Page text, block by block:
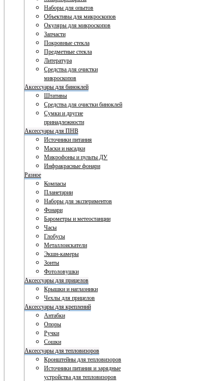
Наборы для опытов
Объективы для микроскопов
Окуляры для микроскопов
Запчасти
Покровные стекла
Предметные стекла
Литература
Средства для очистки
микроскопов
Аксессуары для биноклей
Штативы
Средства для очистки биноклей
Сумки и другие
принадлежности
Аксессуары для ПНВ
Источники питания
Маски и насадки
Микрофоны и пульты ДУ
Инфракрасные фонари
Разное
Компасы
Планетарии
Наборы для экспериментов
Фонари
Барометры и метеостанции
Часы
Глобусы
Металлоискатели
Экшн-камеры
Зонты
Фотоловушки
Аксессуары для прицелов
Крышки и наглазники
Чехлы для прицелов
Аксессуары для креплений
Антабки
Опоры
Ручки
Сошки
Аксессуары для тепловизоров
Кронштейны для тепловизоров
Источники питания и зарядные
устройства для тепловизоров